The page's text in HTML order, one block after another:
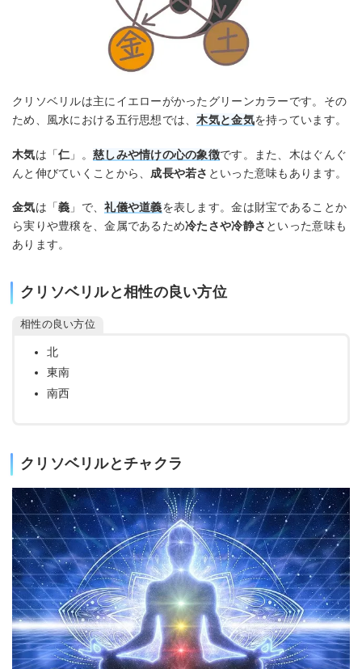
クリソベリルは主にイエローがかったグリーンカラーです。その
ため、風水における五行思想では、木気と金気を持っています。
木気は「仁 」。 慈しみや情けの心の象徴です。また、木はぐんぐ
んと伸びていくことから、 成長や若さ といった意味もあります。
金気は「義 」で、礼儀や道義を表します。金は財宝であることか
ら実りや豊穣を、金属であるため冷たさや冷静さ といった意味も
あります。
クリソベリルと相性の良い方位
相性の良い方位
北
東南
南西
クリソベリルとチャクラ